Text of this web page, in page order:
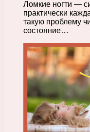
Ломкие ногти —
практически
такую проблему
состояние…